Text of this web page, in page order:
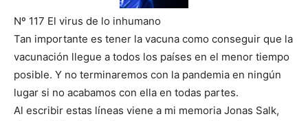
Nº 117 El virus de lo inhumano
Tan importante es tener la vacuna como conseguir que la
vacunación llegue a todos los países en el menor tiempo
posible. Y no terminaremos con la pandemia en ningún
lugar si no acabamos con ella en todas partes.
Al escribir estas líneas viene a mi memoria Jonas Salk,